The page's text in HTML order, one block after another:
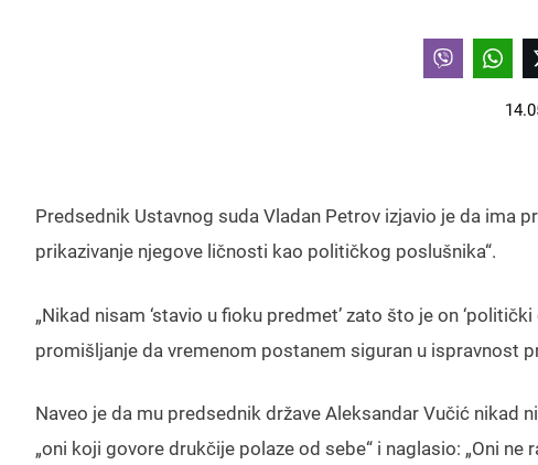
Predsednik Ustavnog suda Vladan Petrov izjavio je da ima
prikazivanje njegove ličnosti kao političkog poslušnika“.
„Nikad nisam ‘stavio u fioku predmet’ zato što je on
promišljanje da vremenom postanem siguran u ispravnost
Naveo je da mu predsednik države Aleksandar Vučić nikad
„oni koji govore drukčije polaze od sebe“ i naglasio: „Oni